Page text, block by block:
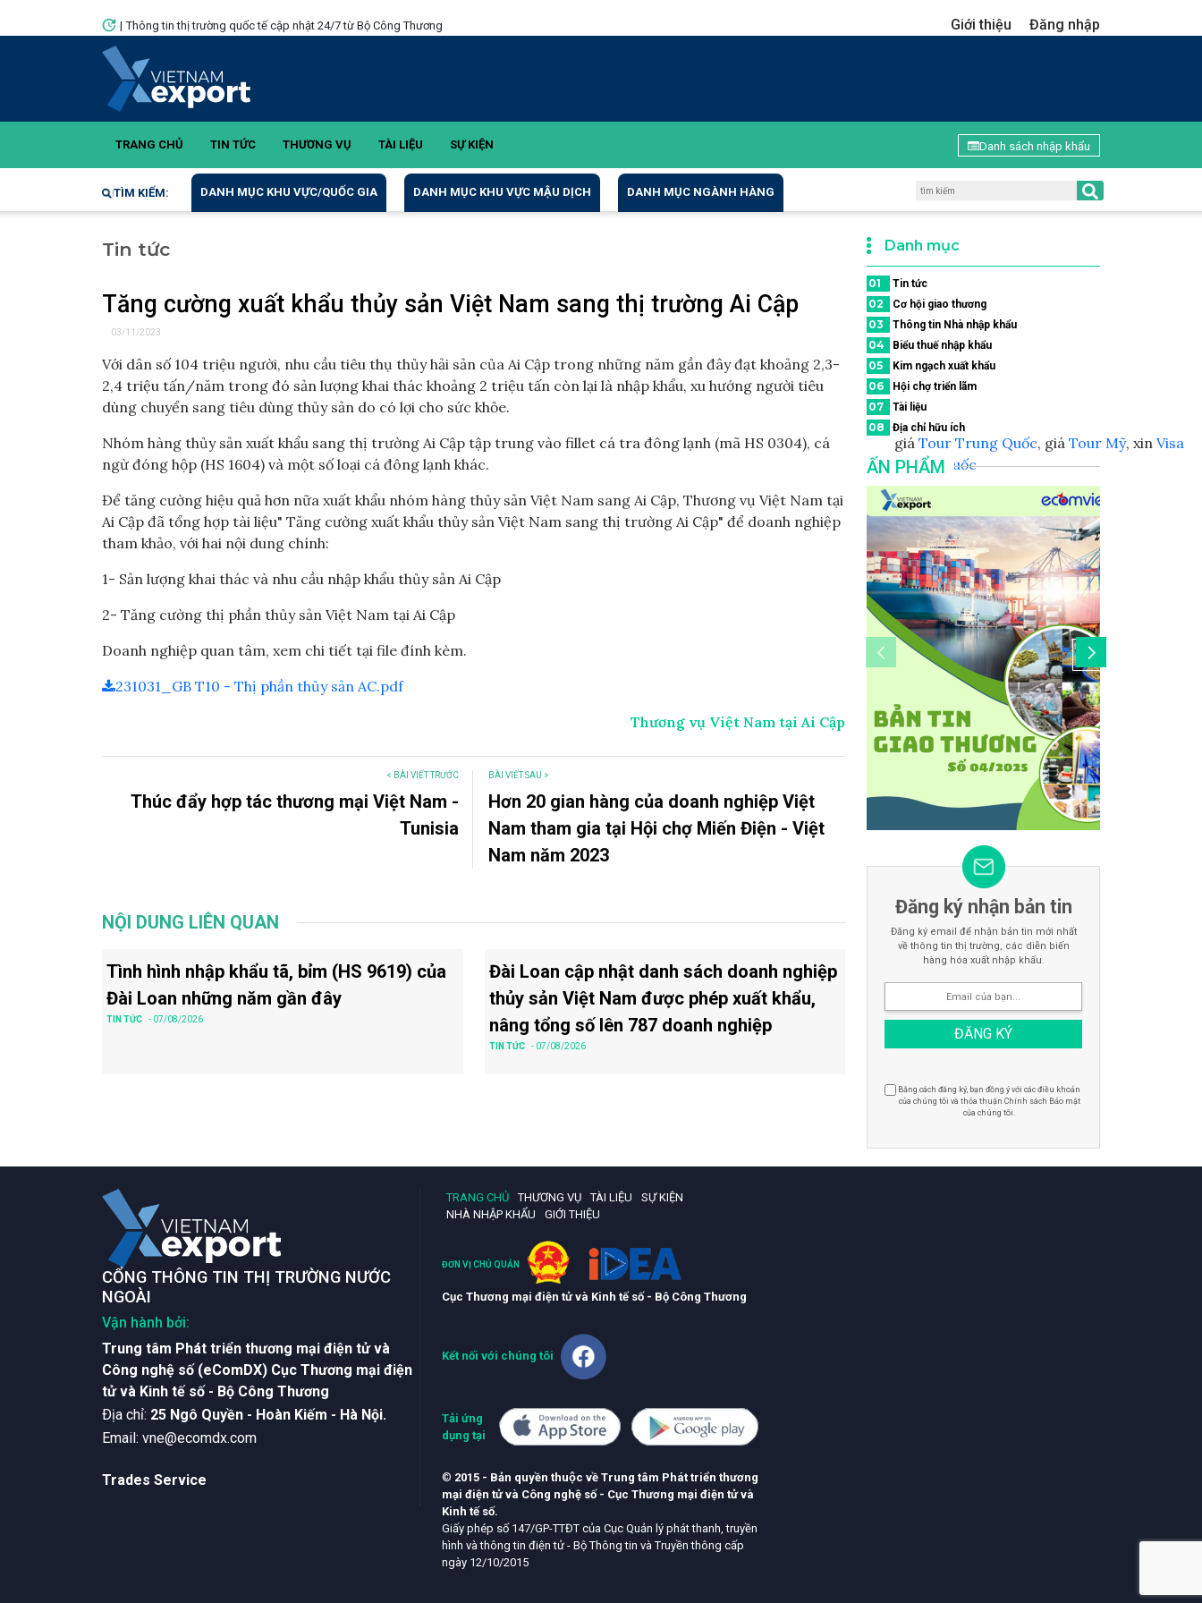
| Thông tin thị trường quốc tế cập nhật 24/7 từ Bộ Công Thương Giới thiệu Đăng nhập
TRANG CHỦ TIN TỨC THƯƠNG VỤ TÀI LIỆU SỰ KIỆN Danh sách nhập khẩu
TÌM KIẾM: DANH MỤC KHU VỰC/QUỐC GIA DANH MỤC KHU VỰC MẬU DỊCH DANH MỤC NGÀNH HÀNG
Tin tức
Tăng cường xuất khẩu thủy sản Việt Nam sang thị trường Ai Cập
03/11/2023
Với dân số 104 triệu người, nhu cầu tiêu thụ thủy hải sản của Ai Cập trong những năm gần đây đạt khoảng 2,3-
2,4 triệu tấn/năm trong đó sản lượng khai thác khoảng 2 triệu tấn còn lại là nhập khẩu, xu hướng người tiêu
dùng chuyển sang tiêu dùng thủy sản do có lợi cho sức khỏe.
giá Tour Trung Quốc, giá Tour Mỹ, xin Visa
Trung Quốc
Nhóm hàng thủy sản xuất khẩu sang thị trường Ai Cập tập trung vào fillet cá tra đông lạnh (mã HS 0304), cá
ngừ đóng hộp (HS 1604) và một số loại cá đông lạnh khác.
Để tăng cường hiệu quả hơn nữa xuất khẩu nhóm hàng thủy sản Việt Nam sang Ai Cập, Thương vụ Việt Nam tại
Ai Cập đã tổng hợp tài liệu" Tăng cường xuất khẩu thủy sản Việt Nam sang thị trường Ai Cập" để doanh nghiệp
tham khảo, với hai nội dung chính:
1- Sản lượng khai thác và nhu cầu nhập khẩu thủy sản Ai Cập
2- Tăng cường thị phần thủy sản Việt Nam tại Ai Cập
Doanh nghiệp quan tâm, xem chi tiết tại file đính kèm.
231031_GB T10 - Thị phần thủy sản AC.pdf
Thương vụ Việt Nam tại Ai Cập
< BÀI VIẾT TRƯỚC
Thúc đẩy hợp tác thương mại Việt Nam -
Tunisia
BÀI VIẾT SAU >
Hơn 20 gian hàng của doanh nghiệp Việt
Nam tham gia tại Hội chợ Miến Điện - Việt
Nam năm 2023
NỘI DUNG LIÊN QUAN
Tình hình nhập khẩu tã, bỉm (HS 9619) của
Đài Loan những năm gần đây
TIN TỨC - 07/08/2026
Đài Loan cập nhật danh sách doanh nghiệp
thủy sản Việt Nam được phép xuất khẩu,
nâng tổng số lên 787 doanh nghiệp
TIN TỨC - 07/08/2026
Danh mục
01 Tin tức
02 Cơ hội giao thương
03 Thông tin Nhà nhập khẩu
04 Biểu thuế nhập khẩu
05 Kim ngạch xuất khẩu
06 Hội chợ triển lãm
07 Tài liệu
08 Địa chỉ hữu ích
ẤN PHẨM
Đăng ký nhận bản tin
Đăng ký email để nhận bản tin mới nhất
về thông tin thị trường, các diễn biến
hàng hóa xuất nhập khẩu.
Bằng cách đăng ký, bạn đồng ý với các điều khoản
của chúng tôi và thỏa thuận Chính sách Bảo mật
của chúng tôi.
CỔNG THÔNG TIN THỊ TRƯỜNG NƯỚC
NGOÀI
Vận hành bởi:
Trung tâm Phát triển thương mại điện tử và
Công nghệ số (eComDX) Cục Thương mại điện
tử và Kinh tế số - Bộ Công Thương
Ðịa chỉ: 25 Ngô Quyền - Hoàn Kiếm - Hà Nội.
Email: vne@ecomdx.com
Trades Service
TRANG CHỦ THƯƠNG VỤ TÀI LIỆU
SỰ KIỆN
NHÀ NHẬP KHẨU
GIỚI THIỆU
ĐƠN VỊ CHỦ QUẢN
Cục Thương mại điện tử và Kinh tế số - Bộ Công Thương
Kết nối với chúng tôi
Tải ứng
dụng tại
© 2015 - Bản quyền thuộc về Trung tâm Phát triển thương
mại điện tử và Công nghệ số - Cục Thương mại điện tử và
Kinh tế số.
Giấy phép số 147/GP-TTĐT của Cục Quản lý phát thanh, truyền
hình và thông tin điện tử - Bộ Thông tin và Truyền thông cấp
ngày 12/10/2015